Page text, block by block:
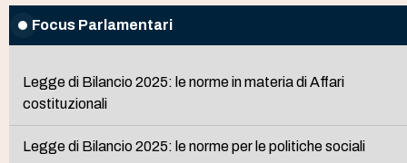
Focus Parlamentari
Legge di Bilancio 2025: le norme in materia di Affari
costituzionali
Legge di Bilancio 2025: le norme per le politiche sociali